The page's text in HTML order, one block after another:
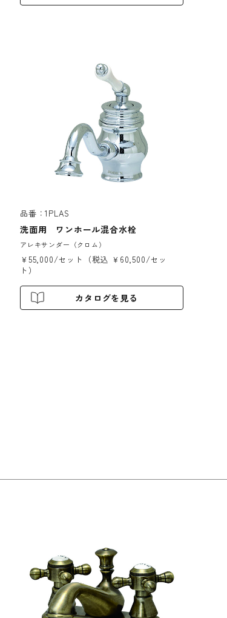
品番：1PLAS
洗面用 ワンホール混合水栓
アレキサンダー（クロム）
￥55,000/セット（税込 ￥60,500/セッ
ト）
カタログを見る